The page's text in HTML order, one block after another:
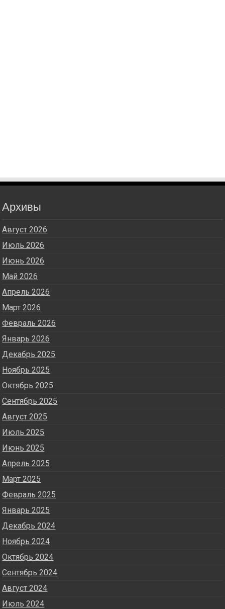
Архивы
Август 2026
Июль 2026
Июнь 2026
Май 2026
Апрель 2026
Март 2026
Февраль 2026
Январь 2026
Декабрь 2025
Ноябрь 2025
Октябрь 2025
Сентябрь 2025
Август 2025
Июль 2025
Июнь 2025
Апрель 2025
Март 2025
Февраль 2025
Январь 2025
Декабрь 2024
Ноябрь 2024
Октябрь 2024
Сентябрь 2024
Август 2024
Июль 2024